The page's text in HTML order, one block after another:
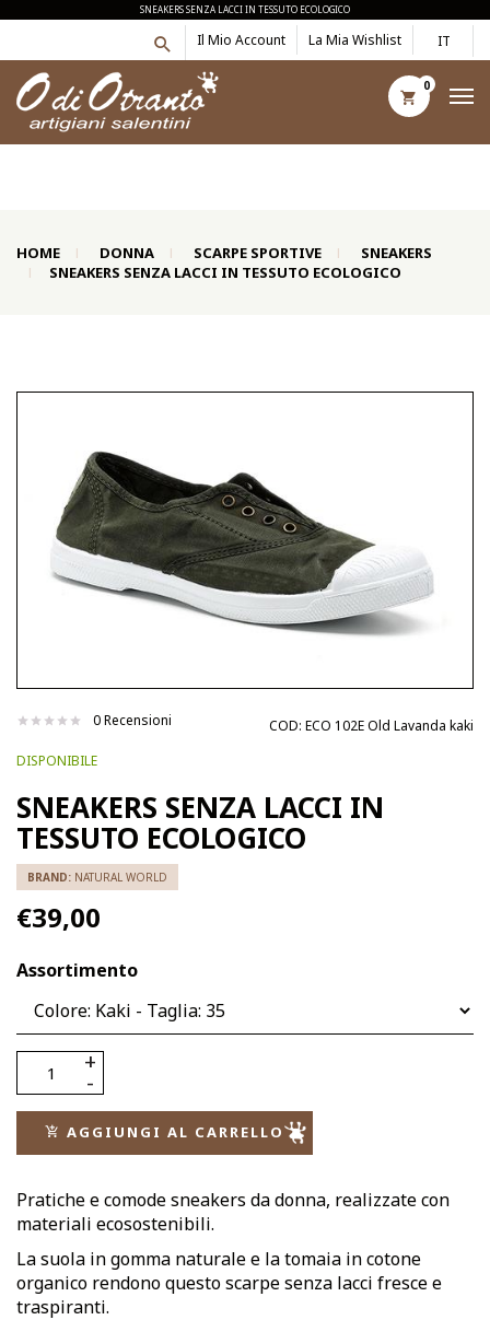
SNEAKERS SENZA LACCI IN TESSUTO ECOLOGICO
IT
Il Mio Account La Mia Wishlist
0
HOME DONNA SCARPE SPORTIVE
SNEAKERS
SNEAKERS SENZA LACCI IN TESSUTO ECOLOGICO
0 Recensioni COD: ECO 102E Old Lavanda kaki
DISPONIBILE
SNEAKERS SENZA LACCI IN
TESSUTO ECOLOGICO
BRAND: NATURAL WORLD
€39,00
Assortimento
AGGIUNGI AL CARRELLO
Pratiche e comode sneakers da donna, realizzate con
materiali ecosostenibili.
La suola in gomma naturale e la tomaia in cotone
organico rendono questo scarpe senza lacci fresce e
traspiranti.